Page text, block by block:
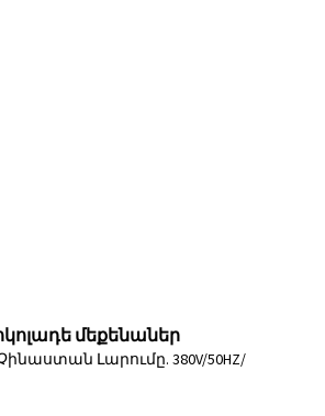
մեքենաներ
Լարումը. 380V/50HZ/